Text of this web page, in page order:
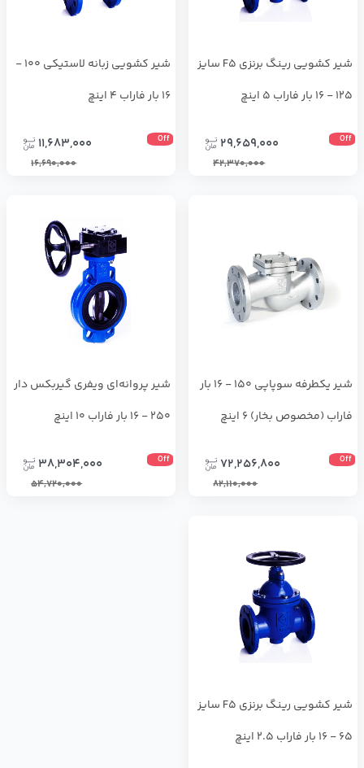
شیر کشویی رینگ برنزی F5 سایز
125 - 16 بار فاراب 5 اینچ
Off
29,659,000
42,370,000
شیر کشویی زبانه لاستیکی 100 -
16 بار فاراب 4 اینچ
Off
11,683,000
16,690,000
شیر یکطرفه سوپاپی 150 - 16 بار
فاراب (مخصوص بخار) 6 اینچ
Off
72,256,800
82,110,000
شیر پروانه‌ای ویفری گیربکس دار
250 - 16 بار فاراب 10 اینچ
Off
38,304,000
54,720,000
شیر کشویی رینگ برنزی F5 سایز
65 - 16 بار فاراب 2.5 اینچ